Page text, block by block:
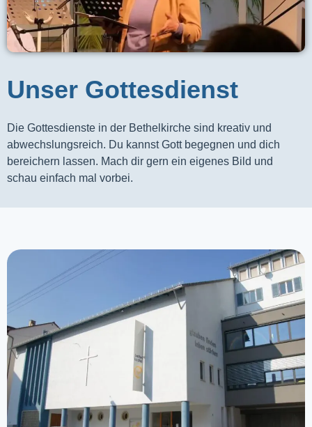
Unser Gottesdienst​
Die Gottesdienste in der Bethelkirche sind kreativ und
abwechslungsreich. Du kannst Gott begegnen und dich
bereichern lassen. Mach dir gern ein eigenes Bild und
schau einfach mal vorbei.